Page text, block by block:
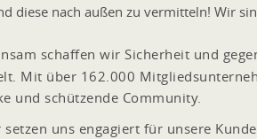
diese nach außen zu vermitteln! Wir
schaffen wir Sicherheit und
Mit über 162.000
und schützende Community.
setzen uns engagiert für unsere